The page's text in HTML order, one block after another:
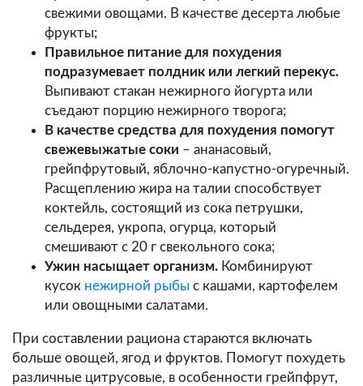
свежими овощами. В качестве десерта любые
фрукты;
Правильное питание для похудения
подразумевает полдник или легкий перекус.
Выпивают стакан нежирного йогурта или
съедают порцию нежирного творога;
В качестве средства для похудения помогут
свежевыжатые соки – ананасовый,
грейпфрутовый, яблочно-капустно-огуречный.
Расщеплению жира на талии способствует
коктейль, состоящий из сока петрушки,
сельдерея, укропа, огурца, который
смешивают с 20 г свекольного сока;
Ужин насыщает организм. Комбинируют
кусок нежирной рыбы с кашами, картофелем
или овощными салатами.
При составлении рациона стараются включать
больше овощей, ягод и фруктов. Помогут похудеть
различные цитрусовые, в особенности грейпфрут,